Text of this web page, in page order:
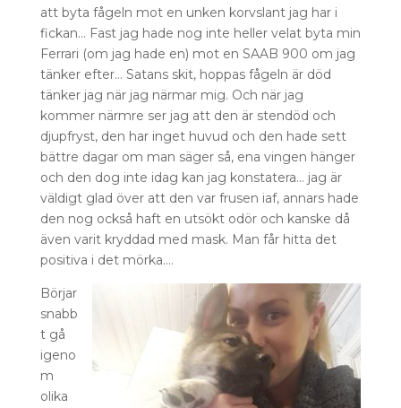
att byta fågeln mot en unken korvslant jag har i
fickan… Fast jag hade nog inte heller velat byta min
Ferrari (om jag hade en) mot en SAAB 900 om jag
tänker efter… Satans skit, hoppas fågeln är död
tänker jag när jag närmar mig. Och när jag
kommer närmre ser jag att den är stendöd och
djupfryst, den har inget huvud och den hade sett
bättre dagar om man säger så, ena vingen hänger
och den dog inte idag kan jag konstatera… jag är
väldigt glad över att den var frusen iaf, annars hade
den nog också haft en utsökt odör och kanske då
även varit kryddad med mask. Man får hitta det
positiva i det mörka….
Börjar
snabb
t gå
igeno
m
olika